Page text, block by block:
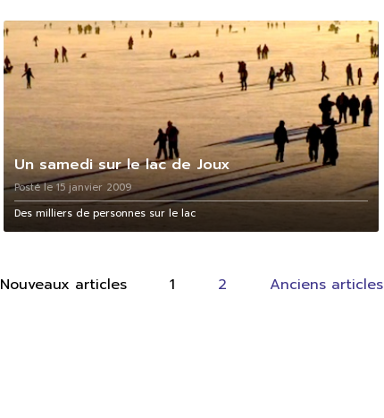
Un samedi sur le lac de Joux
Posté le 15 janvier 2009
Des milliers de personnes sur le lac
Nouveaux articles 1 2 Anciens articles